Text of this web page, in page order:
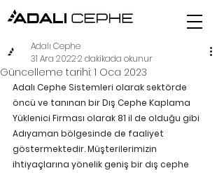
Adalı Cephe
31 Ara 20222 dakikada okunur
Güncelleme tarihi: 1 Oca 2023
Adalı Cephe Sistemleri olarak sektörde
öncü ve tanınan bir Dış Cephe Kaplama
Yüklenici Firması olarak 81 il de olduğu gibi
Adıyaman bölgesinde de faaliyet
göstermektedir. Müşterilerimizin
ihtiyaçlarına yönelik geniş bir dış cephe